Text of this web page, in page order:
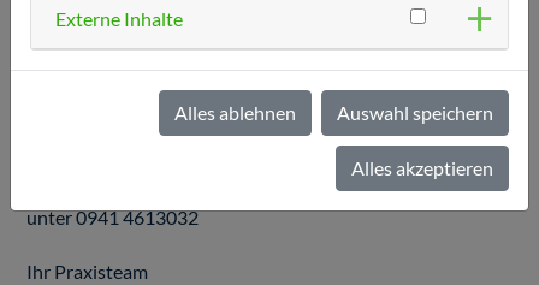
Krankenkassen für die Altersgruppe 12-14 Jahre (und als
Nachholimpfung bis zum Alter von 24 Jahren)
übernommen.
Die Impfempfehlung gegen Meningokokken Typ B bleibt
Bei Fragen melden Sie sich gerne im Chat oder telefonisch
unter 0941 4613032
Ihr Praxisteam
Externe Inhalte
Alles ablehnen Auswahl speichern
Alles akzeptieren